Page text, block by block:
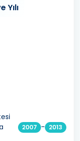
Yılı
2007 - 2013